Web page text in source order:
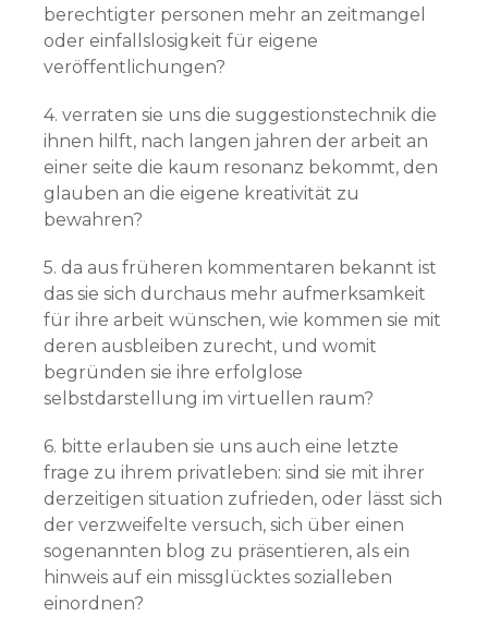
berechtigter personen mehr an zeitmangel
oder einfallslosigkeit für eigene
veröffentlichungen?
4. verraten sie uns die suggestionstechnik die
ihnen hilft, nach langen jahren der arbeit an
einer seite die kaum resonanz bekommt, den
glauben an die eigene kreativität zu
bewahren?
5. da aus früheren kommentaren bekannt ist
das sie sich durchaus mehr aufmerksamkeit
für ihre arbeit wünschen, wie kommen sie mit
deren ausbleiben zurecht, und womit
begründen sie ihre erfolglose
selbstdarstellung im virtuellen raum?
6. bitte erlauben sie uns auch eine letzte
frage zu ihrem privatleben: sind sie mit ihrer
derzeitigen situation zufrieden, oder lässt sich
der verzweifelte versuch, sich über einen
sogenannten blog zu präsentieren, als ein
hinweis auf ein missglücktes sozialleben
einordnen?